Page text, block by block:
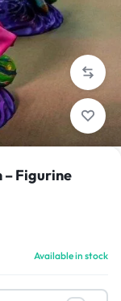
– Figurine
Available in stock